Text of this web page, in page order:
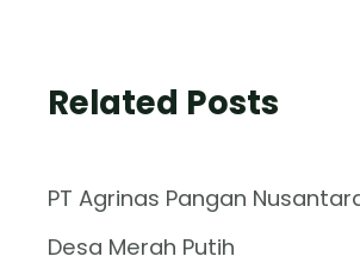
Related Posts
PT Agrinas Pangan
Desa Merah Putih